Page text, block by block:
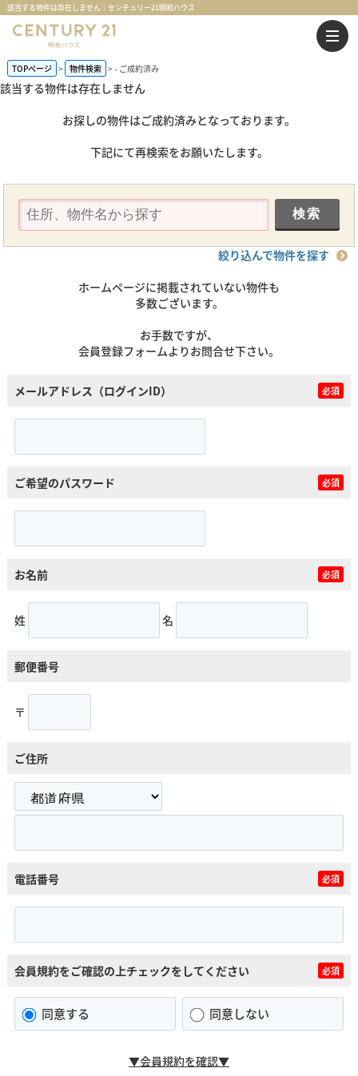
該当する物件は存在しません｜センチュリー21明和ハウス
TOPページ 物件検索 - ご成約済み
該当する物件は存在しません
お探しの物件はご成約済みとなっております。
下記にて再検索をお願いたします。
絞り込んで物件を探す
ホームページに掲載されていない物件も
多数ございます。
お手数ですが、
会員登録フォームよりお問合せ下さい。
メールアドレス（ログインID） 必須
ご希望のパスワード 必須
お名前 必須
姓 名
郵便番号
〒
ご住所
電話番号 必須
会員規約をご確認の上チェックをしてください 必須
同意する 同意しない
▼会員規約を確認▼